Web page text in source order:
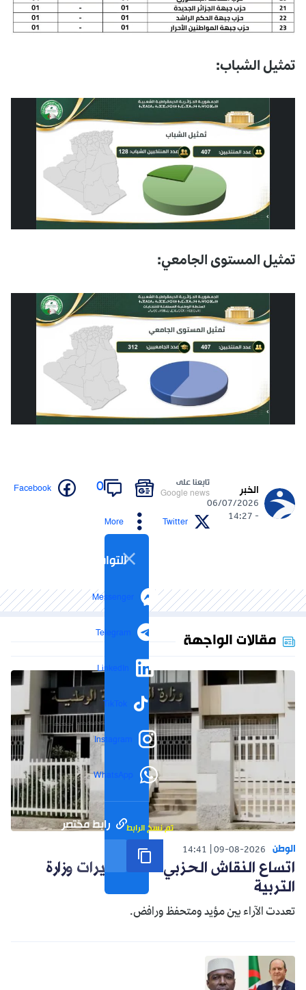
تمثيل الشباب:
تمثيل المستوى الجامعي:
الخبر
06/07/2026
- 14:27
تابعنا على
Google news
0
Facebook
Twitter
More
التواصل الاجتماعي
Messenger
Telegram
LinkedIn
TikTok
Instagram
WhatsApp
رابط مختصر تم نسخ الرابط
مقالات الواجهة
الوطن 09-08-2026
14:41
اتساع النقاش الحزبي حول تغييرات وزارة
التربية
تعددت الآراء بين مؤيد ومتحفظ ورافض.